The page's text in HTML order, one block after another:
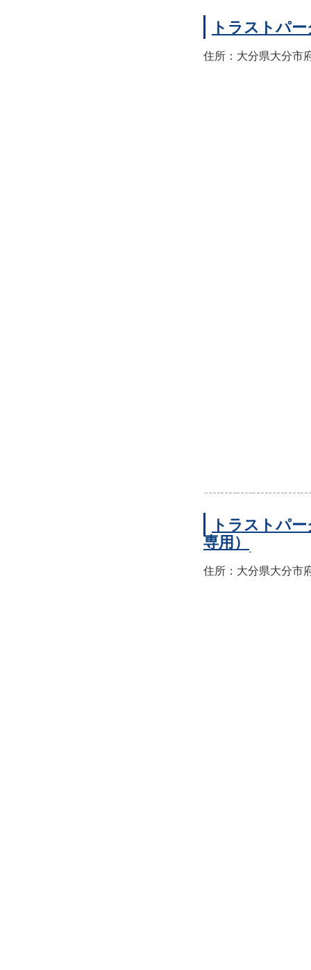
トラストパ
住所：大分県大分市
トラストパ
専用）
住所：大分県大分市